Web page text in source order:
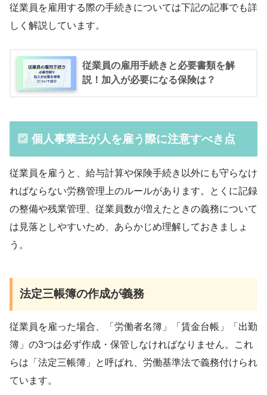
従業員を雇用する際の手続きについては下記の記事でも詳
しく解説しています。
従業員の雇用手続きと必要書類を解
説！加入が必要になる保険は？
個人事業主が人を雇う際に注意すべき点
従業員を雇うと、給与計算や保険手続き以外にも守らなけ
ればならない労務管理上のルールがあります。とくに記録
の整備や残業管理、従業員数が増えたときの義務について
は見落としやすいため、あらかじめ理解しておきましょ
う。
法定三帳簿の作成が義務
従業員を雇った場合、「労働者名簿」「賃金台帳」「出勤
簿」の3つは必ず作成・保管しなければなりません。これ
らは「法定三帳簿」と呼ばれ、労働基準法で義務付けられ
ています。